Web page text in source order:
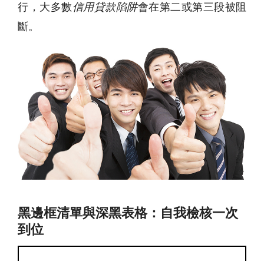
行，大多數信用貸款陷阱會在第二或第三段被阻
斷。
黑邊框清單與深黑表格：自我檢核一次
到位